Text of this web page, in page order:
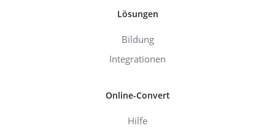
Lösungen
Bildung
Integrationen
Online-Convert
Hilfe